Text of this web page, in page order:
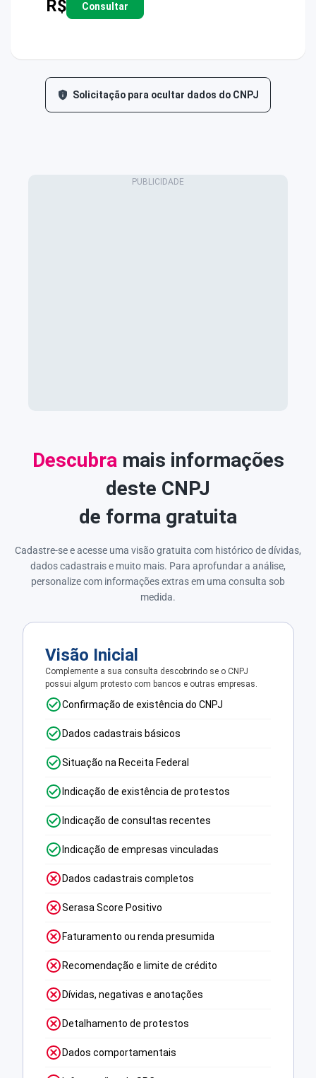
R$ Consultar
Solicitação para ocultar dados do CNPJ
Descubramais informações
deste CNPJ
de forma gratuita
Cadastre-se e acesse uma visão gratuita com histórico de dívidas,
dados cadastrais e muito mais. Para aprofundar a análise,
personalize com informações extras em uma consulta sob
medida.
Visão Inicial
Complemente a sua consulta descobrindo se o CNPJ
possui algum protesto com bancos e outras empresas.
Confirmação de existência do CNPJ
Dados cadastrais básicos
Situação na Receita Federal
Indicação de existência de protestos
Indicação de consultas recentes
Indicação de empresas vinculadas
Dados cadastrais completos
Serasa Score Positivo
Faturamento ou renda presumida
Recomendação e limite de crédito
Dívidas, negativas e anotações
Detalhamento de protestos
Dados comportamentais